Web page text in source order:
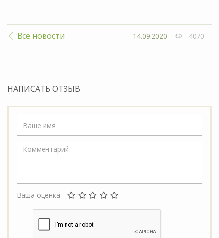
Все новости 14.09.2020 - 4070
НАПИСАТЬ ОТЗЫВ
Ваша оценка